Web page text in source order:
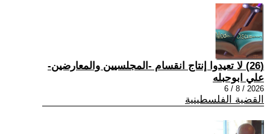
(26) لا تعيدوا إنتاج انقسام -المجلسيين والمعارضين-
علي ابوحبله
2026 / 8 / 6
القضية الفلسطينية